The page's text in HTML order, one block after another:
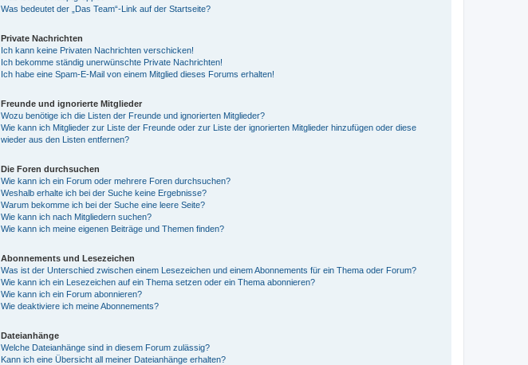
Was bedeutet der „Das Team“-Link auf der Startseite?
Private Nachrichten
Ich kann keine Privaten Nachrichten verschicken!
Ich bekomme ständig unerwünschte Private Nachrichten!
Ich habe eine Spam-E-Mail von einem Mitglied dieses Forums erhalten!
Freunde und ignorierte Mitglieder
Wozu benötige ich die Listen der Freunde und ignorierten Mitglieder?
Wie kann ich Mitglieder zur Liste der Freunde oder zur Liste der ignorierten Mitglieder hinzufügen oder diese
wieder aus den Listen entfernen?
Die Foren durchsuchen
Wie kann ich ein Forum oder mehrere Foren durchsuchen?
Weshalb erhalte ich bei der Suche keine Ergebnisse?
Warum bekomme ich bei der Suche eine leere Seite?
Wie kann ich nach Mitgliedern suchen?
Wie kann ich meine eigenen Beiträge und Themen finden?
Abonnements und Lesezeichen
Was ist der Unterschied zwischen einem Lesezeichen und einem Abonnements für ein Thema oder Forum?
Wie kann ich ein Lesezeichen auf ein Thema setzen oder ein Thema abonnieren?
Wie kann ich ein Forum abonnieren?
Wie deaktiviere ich meine Abonnements?
Dateianhänge
Welche Dateianhänge sind in diesem Forum zulässig?
Kann ich eine Übersicht all meiner Dateianhänge erhalten?